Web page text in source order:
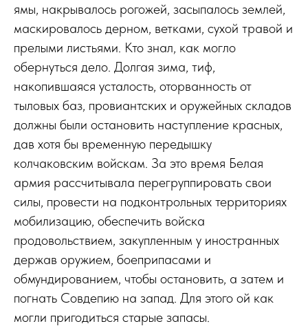
ямы, накрывалось рогожей, засыпалось землей,
маскировалось дерном, ветками, сухой травой и
прелыми листьями. Кто знал, как могло
обернуться дело. Долгая зима, тиф,
накопившаяся усталость, оторванность от
тыловых баз, провиантских и оружейных складов
должны были остановить наступление красных,
дав хотя бы временную передышку
колчаковским войскам. За это время Белая
армия рассчитывала перегруппировать свои
силы, провести на подконтрольных территориях
мобилизацию, обеспечить войска
продовольствием, закупленным у иностранных
держав оружием, боеприпасами и
обмундированием, чтобы остановить, а затем и
погнать Совдепию на запад. Для этого ой как
могли пригодиться старые запасы.